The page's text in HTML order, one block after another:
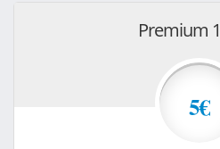
Premium
5€